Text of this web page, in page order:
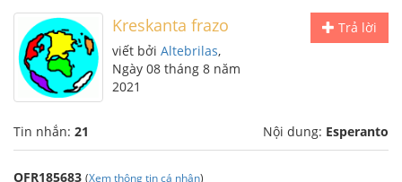
Trả lời
Kreskanta frazo
viết bởi Altebrilas,
Ngày 08 tháng 8 năm
2021
Tin nhắn: 21 Nội dung: Esperanto
OFR185683 (Xem thông tin cá nhân)